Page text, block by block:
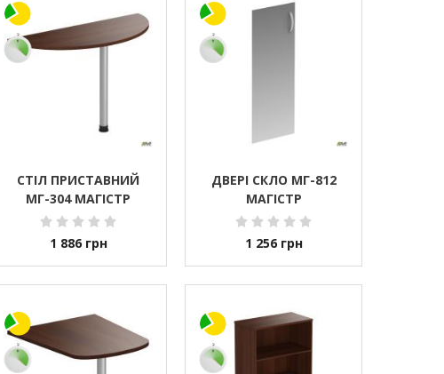
СТІЛ ПРИСТАВНИЙ
МГ-304 МАГІСТР
1 886 грн
ДВЕРІ СКЛО МГ-812
МАГІСТР
1 256 грн